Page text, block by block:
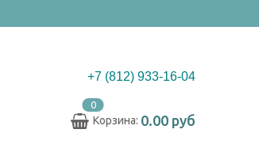
+7 (812) 933-16-04
0
Корзина: 0.00 руб